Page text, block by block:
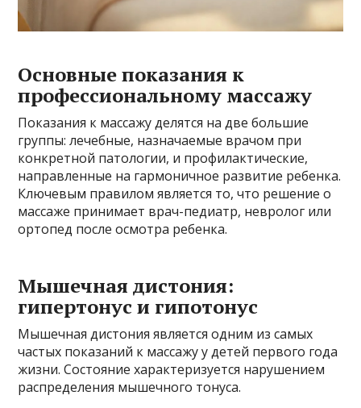
Основные показания к
профессиональному массажу
Показания к массажу делятся на две большие
группы: лечебные, назначаемые врачом при
конкретной патологии, и профилактические,
направленные на гармоничное развитие ребенка.
Ключевым правилом является то, что решение о
массаже принимает врач-педиатр, невролог или
ортопед после осмотра ребенка.
Мышечная дистония:
гипертонус и гипотонус
Мышечная дистония является одним из самых
частых показаний к массажу у детей первого года
жизни. Состояние характеризуется нарушением
распределения мышечного тонуса.